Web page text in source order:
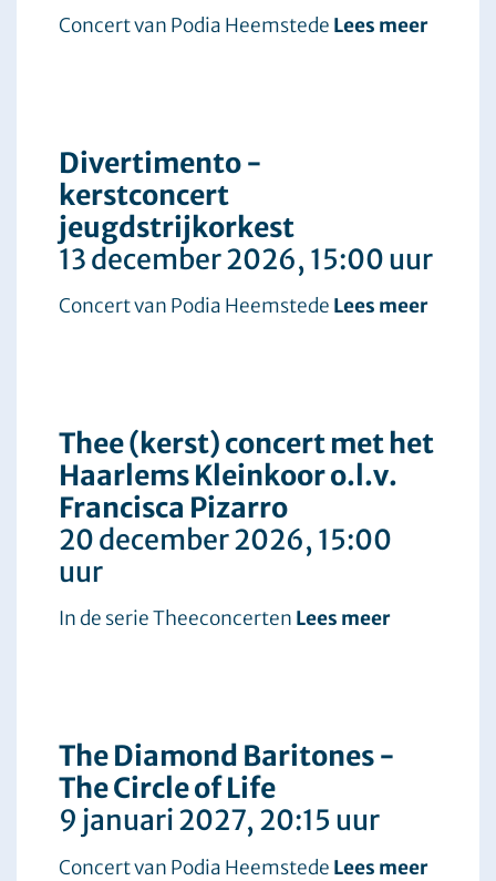
Concert van Podia Heemstede Lees meer
Divertimento -
kerstconcert
jeugdstrijkorkest
13 december 2026, 15:00 uur
Concert van Podia Heemstede Lees meer
Thee (kerst) concert met het
Haarlems Kleinkoor o.l.v.
Francisca Pizarro
20 december 2026, 15:00
uur
In de serie Theeconcerten Lees meer
The Diamond Baritones -
The Circle of Life
9 januari 2027, 20:15 uur
Concert van Podia Heemstede Lees meer